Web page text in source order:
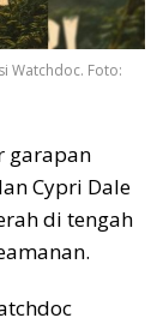
Watchdoc. Foto:
garapan
Cypri Dale
di tengah